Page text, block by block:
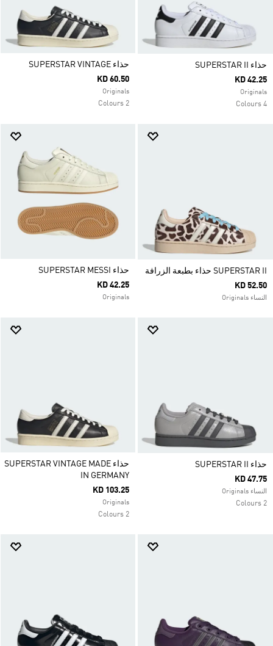
حذاء SUPERSTAR II
KD 42.25
Originals
4 Colours
حذاء SUPERSTAR VINTAGE
KD 60.50
Originals
2 Colours
SUPERSTAR II حذاء بطبعة الزرافة
KD 52.50
النساء Originals
حذاء SUPERSTAR MESSI
KD 42.25
Originals
حذاء SUPERSTAR II
KD 47.75
النساء Originals
2 Colours
حذاء SUPERSTAR VINTAGE MADE
IN GERMANY
KD 103.25
Originals
2 Colours